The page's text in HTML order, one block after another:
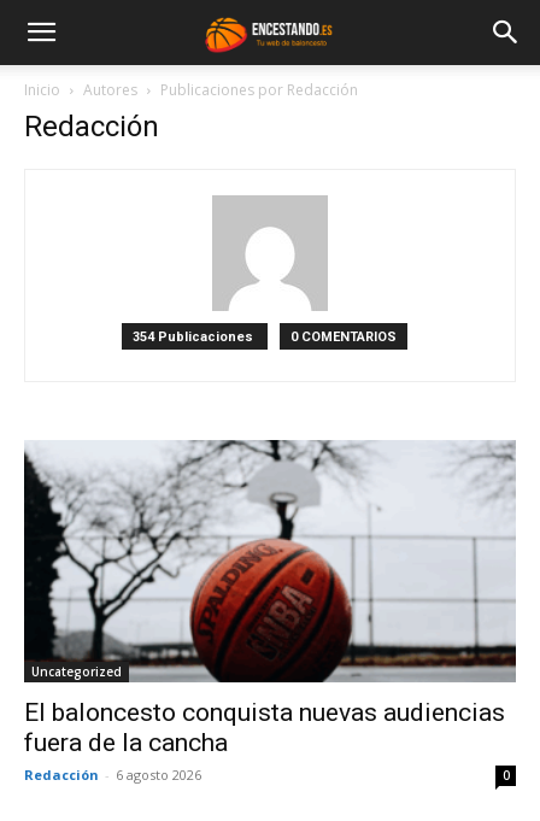
Inicio Autores Publicaciones por Redacción
Redacción
354 Publicaciones 0 COMENTARIOS
Uncategorized
El baloncesto conquista nuevas audiencias
fuera de la cancha
Redacción - 6 agosto 2026 0